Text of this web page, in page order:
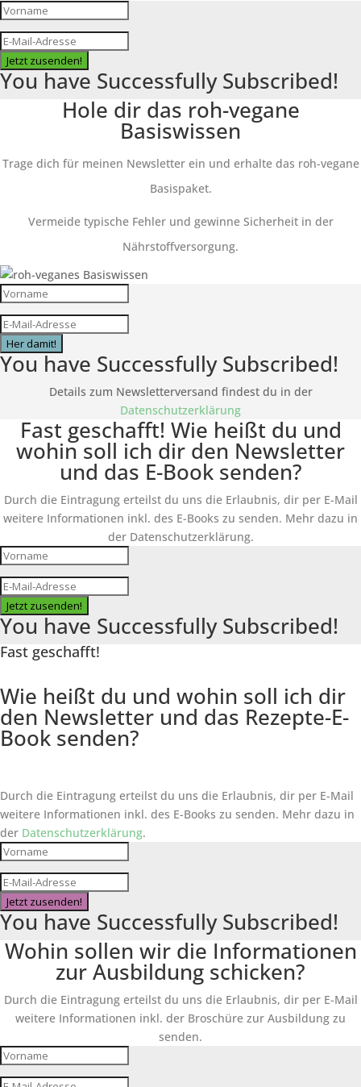
Jetzt zusenden!
You have Successfully Subscribed!
Hole dir das roh-vegane
Basiswissen
Trage dich für meinen Newsletter ein und erhalte das roh-vegane
Basispaket.
Vermeide typische Fehler und gewinne Sicherheit in der
Nährstoffversorgung.
Her damit!
You have Successfully Subscribed!
Details zum Newsletterversand findest du in der
Datenschutzerklärung
Fast geschafft! Wie heißt du und
wohin soll ich dir den Newsletter
und das E-Book senden?
Durch die Eintragung erteilst du uns die Erlaubnis, dir per E-Mail
weitere Informationen inkl. des E-Books zu senden. Mehr dazu in
der Datenschutzerklärung.
Jetzt zusenden!
You have Successfully Subscribed!
Fast geschafft!
Wie heißt du und wohin soll ich dir
den Newsletter und das Rezepte-E-
Book senden?
Durch die Eintragung erteilst du uns die Erlaubnis, dir per E-Mail
weitere Informationen inkl. des E-Books zu senden. Mehr dazu in
der Datenschutzerklärung.
Jetzt zusenden!
You have Successfully Subscribed!
Wohin sollen wir die Informationen
zur Ausbildung schicken?
Durch die Eintragung erteilst du uns die Erlaubnis, dir per E-Mail
weitere Informationen inkl. der Broschüre zur Ausbildung zu
senden.